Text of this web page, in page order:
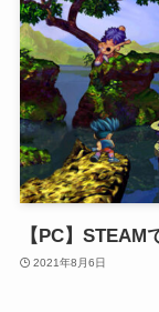
【PC】
2021年8月6日